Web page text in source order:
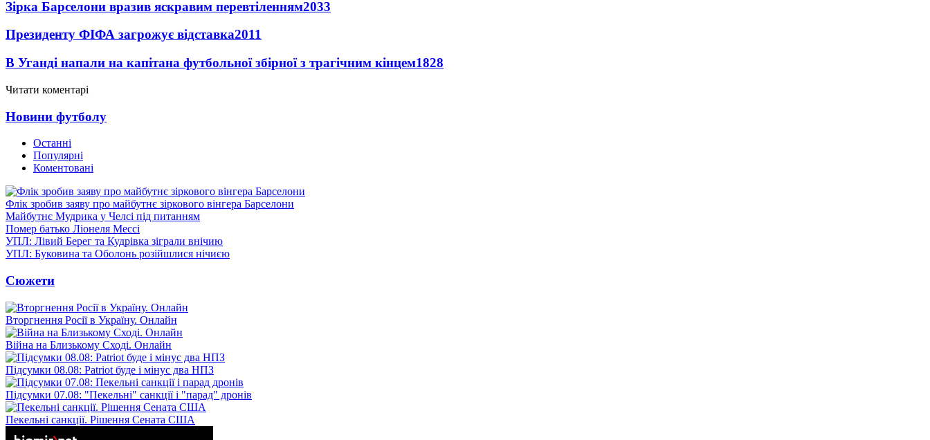
Зірка Барселони вразив яскравим перевтіленням2033
Президенту ФІФА загрожує відставка2011
В Уганді напали на капітана футбольної збірної з трагічним кінцем1828
Читати коментарі
Новини футболу
Останні
Популярні
Коментовані
Флік зробив заяву про майбутнє зіркового вінгера Барселони
Майбутнє Мудрика у Челсі під питанням
Помер батько Ліонеля Мессі
УПЛ: Лівий Берег та Кудрівка зіграли внічию
УПЛ: Буковина та Оболонь розійшлися нічиєю
Сюжети
Вторгнення Росії в Україну. Онлайн
Війна на Близькому Сході. Онлайн
Підсумки 08.08: Patriot буде і мінус два НПЗ
Підсумки 07.08: "Пекельні" санкції і "парад" дронів
Пекельні санкції. Рішення Сената США